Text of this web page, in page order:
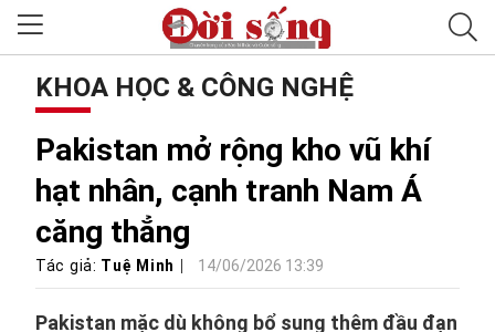
KHOA HỌC & CÔNG NGHỆ
Pakistan mở rộng kho vũ khí
hạt nhân, cạnh tranh Nam Á
căng thẳng
Tác giả: Tuệ Minh 14/06/2026 13:39
Pakistan mặc dù không bổ sung thêm đầu đạn